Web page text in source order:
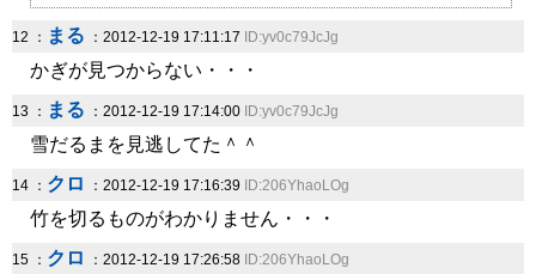
12 ： まる ：2012-12-19 17:11:17 ID:yv0c79JcJg
かぎが見つからない・・・
13 ： まる ：2012-12-19 17:14:00 ID:yv0c79JcJg
雪だるまを見逃してた＾＾
14 ： クロ ：2012-12-19 17:16:39 ID:206YhaoLOg
竹を切るものがわかりません・・・
15 ： クロ ：2012-12-19 17:26:58 ID:206YhaoLOg